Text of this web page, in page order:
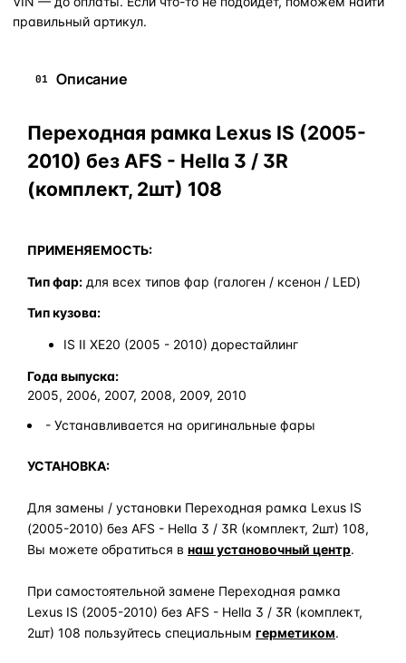
правильный артикул.
01 Описание
Переходная рамка Lexus IS (2005-
2010) без AFS - Hella 3 / 3R
(комплект, 2шт) 108
ПРИМЕНЯЕМОСТЬ:
Тип фар: для всех типов фар (галоген / ксенон / LED)
Тип кузова:
IS II XE20 (2005 - 2010) дорестайлинг
Года выпуска:
2005, 2006, 2007, 2008, 2009, 2010
- Устанавливается на оригинальные фары
УСТАНОВКА:
Для замены / установки Переходная рамка Lexus IS
(2005-2010) без AFS - Hella 3 / 3R (комплект, 2шт) 108,
Вы можете обратиться в наш установочный центр.
При самостоятельной замене Переходная рамка
Lexus IS (2005-2010) без AFS - Hella 3 / 3R (комплект,
2шт) 108 пользуйтесь специальным герметиком.